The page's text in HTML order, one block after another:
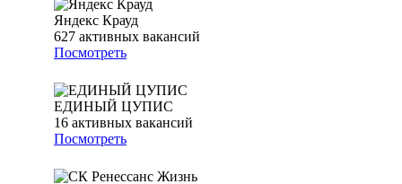
Яндекс Крауд
627 активных вакансий
Посмотреть
ЕДИНЫЙ ЦУПИС
16 активных вакансий
Посмотреть